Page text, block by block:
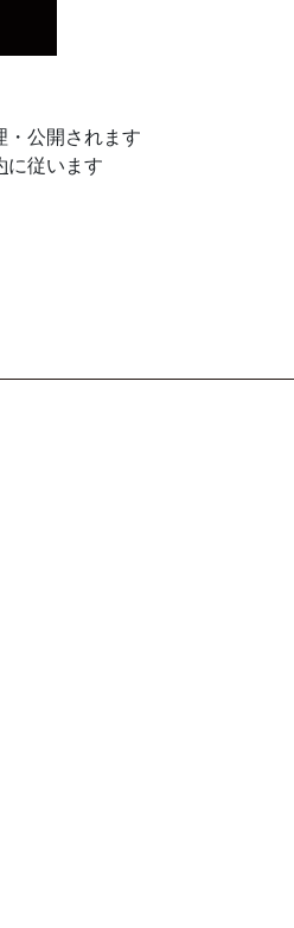
・公開されます
に従います